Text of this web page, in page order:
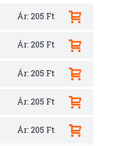
Ár: 205 Ft
Ár: 205 Ft
Ár: 205 Ft
Ár: 205 Ft
Ár: 205 Ft